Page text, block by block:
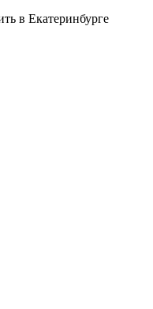
в Екатеринбурге